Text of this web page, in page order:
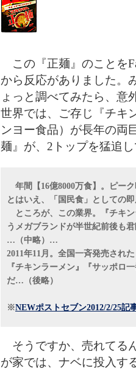
この『正麺』のことを
から反応がありました。
ょっと調べてみたら、意
世界では、ご存じ『チキ
ンヨー食品）が長年の両
麺』が、2トップを猛追し
年間【16億8000万食】。ピー
とはいえ、「国民食」としての
ところが、この業界。『チキ
うメガブランドが半世紀前後も
…（中略）…
2011年11月。全国一斉発売され
『チキンラーメン』『サッポロ
だ…（後略）
※NEWポストセブン2012/2/25記
そうですか、売れてる
が家では、ナベに投入す